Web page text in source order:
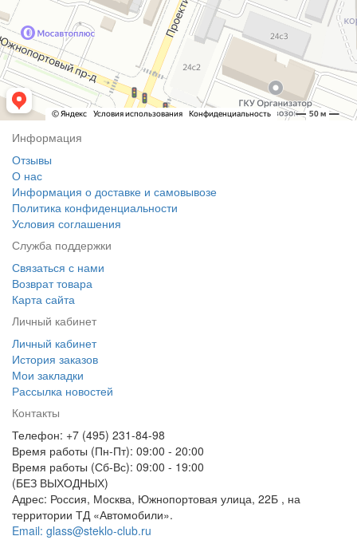
Информация
Отзывы
О нас
Информация о доставке и самовывозе
Политика конфиденциальности
Условия соглашения
Служба поддержки
Связаться с нами
Возврат товара
Карта сайта
Личный кабинет
Личный кабинет
История заказов
Мои закладки
Рассылка новостей
Контакты
Телефон: +7 (495) 231-84-98
Время работы (Пн-Пт): 09:00 - 20:00
Время работы (Сб-Вс): 09:00 - 19:00
(БЕЗ ВЫХОДНЫХ)
Адрес: Россия, Москва, Южнопортовая улица, 22Б , на
территории ТД «Автомобили».
Email: glass@steklo-club.ru